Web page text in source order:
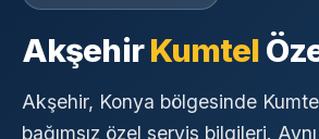
AkşehirKumtel
Akşehir, Konya bölgesinde
bağımsız özel servis bilgileri.